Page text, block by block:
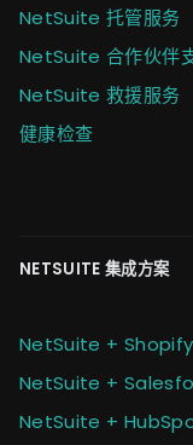
NetSuite 托管服务
NetSuite 合作伙伴
NetSuite 救援服务
健康检查
NETSUITE 集成方案
NetSuite +
NetSuite +
NetSuite +